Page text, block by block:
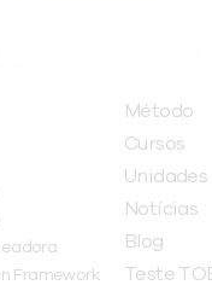
Framework
Método
Cursos
Unidades
Notícias
Blog
Teste